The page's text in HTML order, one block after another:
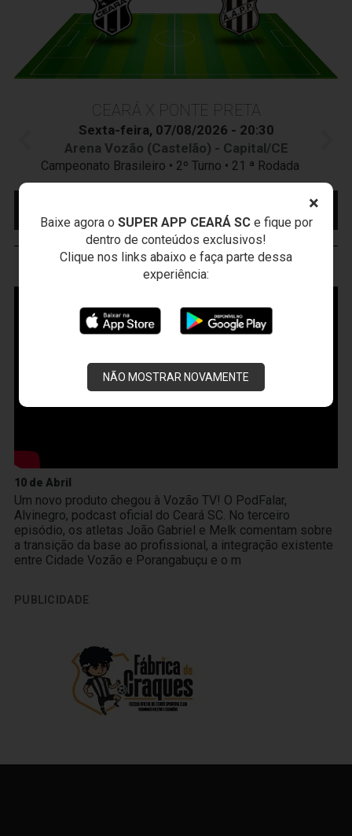
×
Baixe agora o SUPER APP CEARÁ SCe fique por
dentro de conteúdos exclusivos!
Clique nos links abaixo e faça parte dessa
experiência:
NÃO MOSTRAR NOVAMENTE
CEARÁ X PONTE PRETA
Sexta-feira, 07/08/2026 - 20:30
Arena Vozão (Castelão) - Capital/CE
Campeonato Brasileiro • 2º Turno • 21 ª Rodada
INGRESSO
VOZÃOTV
10 de Abril
Um novo produto chegou à Vozão TV! O PodFalar,
Alvinegro, podcast oficial do Ceará SC. No terceiro
episódio, os atletas João Gabriel e Melk comentam sobre
a transição da base ao profissional, a integração existente
entre Cidade Vozão e Porangabuçu e o m
PUBLICIDADE